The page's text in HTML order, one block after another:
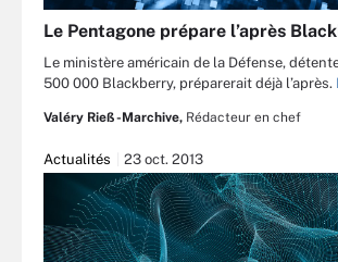
Le Pentagone prépare l’après
Le ministère américain de la Défense,
500 000 Blackberry, préparerait déjà l’après.
Valéry Rieß-Marchive, Rédacteur en chef
Actualités 23 oct. 2013